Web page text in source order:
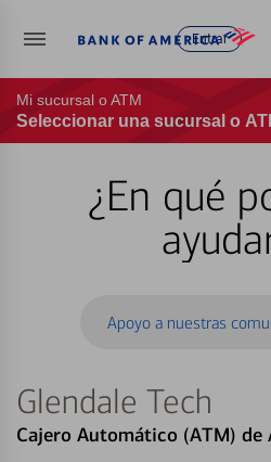
Entrar
Mi sucursal o ATM
Seleccionar una sucursal o
¿En qué
Apoyo a nuestras
Glendale Tech
Cajero Automático (ATM)